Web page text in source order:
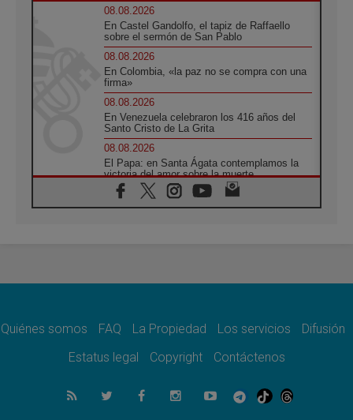
08.08.2026
En Castel Gandolfo, el tapiz de Raffaello
sobre el sermón de San Pablo
08.08.2026
En Colombia, «la paz no se compra con una
firma»
08.08.2026
En Venezuela celebraron los 416 años del
Santo Cristo de La Grita
08.08.2026
El Papa: en Santa Ágata contemplamos la
victoria del amor sobre la muerte
08.08.2026
León XIV visitará el Santuario de la Madre
07.08.2026
07.08.2026
el compromiso del cristiano"
La matanza de niños en Gaza no cesa: 300
muertos en 300 días
Quiénes somos FAQ La Propiedad Los servicios
Difusión
Estatus legal
Copyright Contáctenos